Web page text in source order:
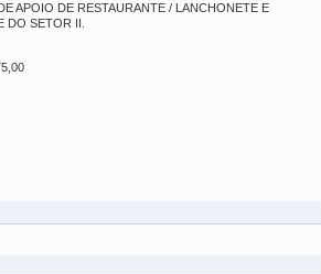
APOIO DE RESTAURANTE / LANCHONETE E
DO SETOR II.